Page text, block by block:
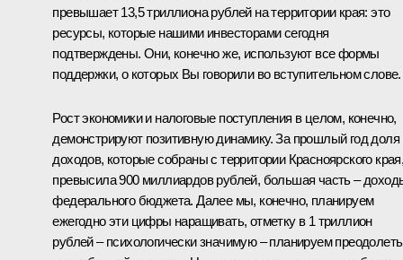
превышает 13,5 триллиона рублей на территории края: это
ресурсы, которые нашими инвесторами сегодня
подтверждены. Они, конечно же, используют все формы
поддержки, о которых Вы говорили во вступительном слове.
Рост экономики и налоговые поступления в целом, конечно,
демонстрируют позитивную динамику. За прошлый год доля
доходов, которые собраны с территории Красноярского
превысила 900 миллиардов рублей, большая часть –
федерального бюджета. Далее мы, конечно, планируем
ежегодно эти цифры наращивать, отметку в 1 триллион
рублей – психологически значимую – планируем преодолеть